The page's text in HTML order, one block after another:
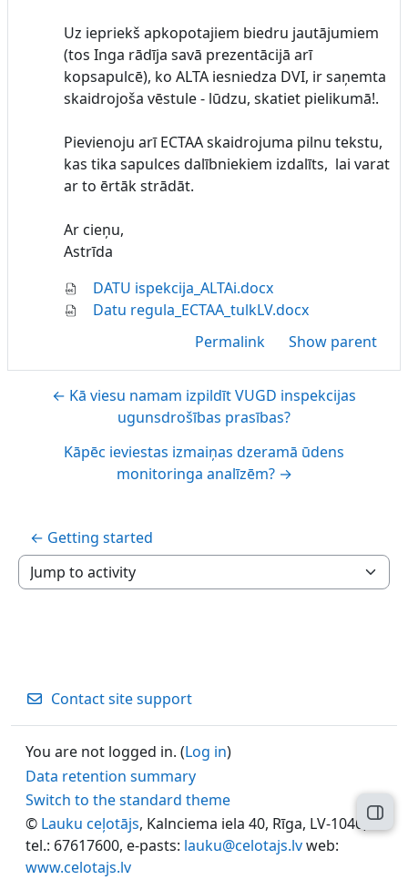
Uz iepriekš apkopotajiem biedru jautājumiem
(tos Inga rādīja savā prezentācijā arī
kopsapulcē), ko ALTA iesniedza DVI, ir saņemta
skaidrojoša vēstule - lūdzu, skatiet pielikumā!.
Pievienoju arī ECTAA skaidrojuma pilnu tekstu,
kas tika sapulces dalībniekiem izdalīts, lai varat
ar to ērtāk strādāt.
Ar cieņu,
Astrīda
DATU ispekcija_ALTAi.docx
Datu regula_ECTAA_tulkLV.docx
Permalink
Show parent
← Kā viesu namam izpildīt VUGD inspekcijas
ugunsdrošības prasības?
Kāpēc ieviestas izmaiņas dzeramā ūdens
monitoringa analīzēm? →
← Getting started
Jump to activity
Contact site support
You are not logged in. (Log in)
Data retention summary
Switch to the standard theme
© Lauku ceļotājs, Kalnciema iela 40, Rīga, LV-1046,
tel.: 67617600, e-pasts: lauku@celotajs.lvweb:
www.celotajs.lv